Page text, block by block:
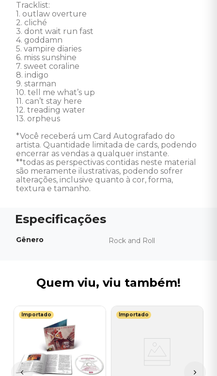
Tracklist:
1. outlaw overture
2. cliché
3. dont wait run fast
4. goddamn
5. vampire diaries
6. miss sunshine
7. sweet coraline
8. indigo
9. starman
10. tell me what’s up
11. can’t stay here
12. treading water
13. orpheus
*Você receberá um Card Autografado do
artista. Quantidade limitada de cards, podendo
encerrar as vendas a qualquer instante.
**todas as perspectivas contidas neste material
são meramente ilustrativas, podendo sofrer
alterações, inclusive quanto à cor, forma,
textura e tamanho.
Gênero Rock and Roll
Quem viu, viu também!
Importado Importado